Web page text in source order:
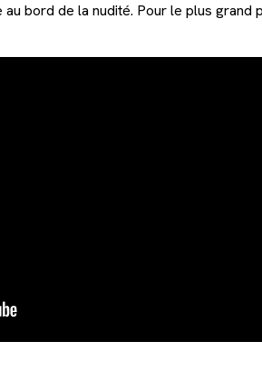
bord de la nudité. Pour le plus grand